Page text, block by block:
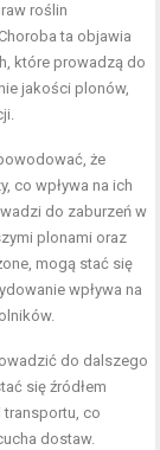
roślin
ta objawia
które prowadzą do
jakości plonów,
że
co wpływa na ich
do zaburzeń w
plonami oraz
mogą stać się
wpływa na
do dalszego
się źródłem
transportu, co
dostaw.